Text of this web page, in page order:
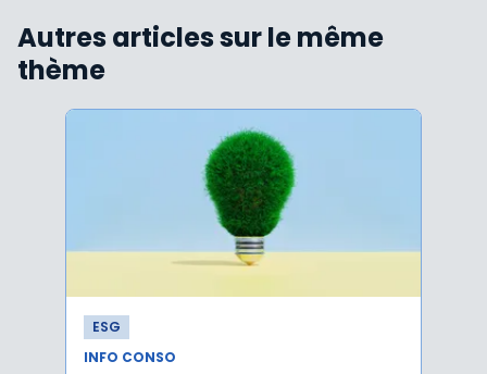
Autres articles sur le même
thème
ESG
INFO CONSO